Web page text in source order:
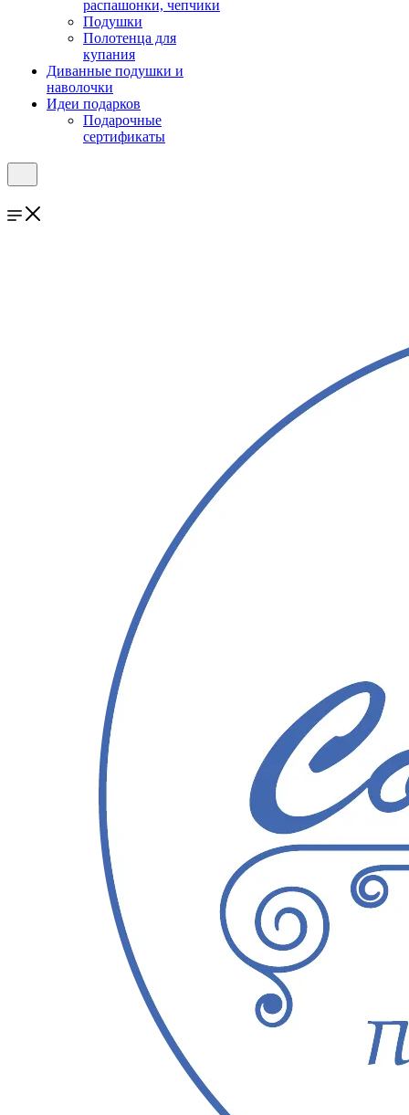
распашонки, чепчики
Подушки
Полотенца для
купания
Диванные подушки и
наволочки
Идеи подарков
Подарочные
сертификаты